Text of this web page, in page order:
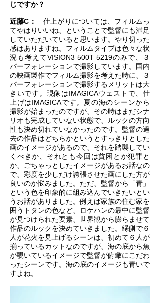
じですか？
近藤C：
仕上がりについては、フィルムっ
てやはりいいね、ということで監督にも満足
していただいていると思います。やり切った
感はありますね。フィルムタイプは色々な状
況も考えてVISION3 500T 5219のみで、３
パーフォレーションで撮影しています。国内
の映画製作でフィルム撮影を考えた時に、３
パーフォレーションで撮影するメリットは大
きいです。現像はIMAGICAウェストで、仕
上げはIMAGICAです。夏の海のシーンから
撮影が始まったのですが、その時はまだシナ
リオも完成していない状態で、ルックの方向
性も決め切れていなかったのです。監督の過
去の作品はどちらかというとすっきりとした
画のイメージがあるので、それを踏襲してい
くべきか、それとも今回は貧困とか犯罪と
か、ごちゃっとしたイメージがあるお話なの
で、彩度を少しだけ誇張させた画にした方が
良いのか悩みました。ただ、監督から「青」
という色を印象的に組み込んでいきたいとい
うお話がありました。例えば家族の住む家を
囲うトタンの色など、ロケハンの最中に監督
が見つけられた要素、世界観から膨らませて
作品のルックを決めていきました。縁側で６
人が花火を見上げるシーンは、初めて６人が
揃っているカットなのですが、海の底から魚
が覗いているイメージで監督が俯瞰にこだわ
ったシーンです。海の底のイメージも青いで
すよね。